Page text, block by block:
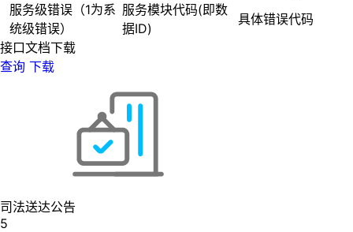
服务级错误（1为系
统级错误）
服务模块代码(即数
据ID)
具体错误代码
接口文档下载
查询 下载
司法送达公告
5